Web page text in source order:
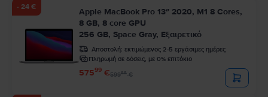
- 24 €
Apple MacBook Pro 13″ 2020, M1 8 Cores,
8 GB, 8 core GPU
256 GB, Space Gray, Εξαιρετικό
Αποστολή: εκτιμώμενος 2-5 εργάσιμες ημέρες
Πληρωμή σε δόσεις, με 0% επιτόκιο
57599 €59999€